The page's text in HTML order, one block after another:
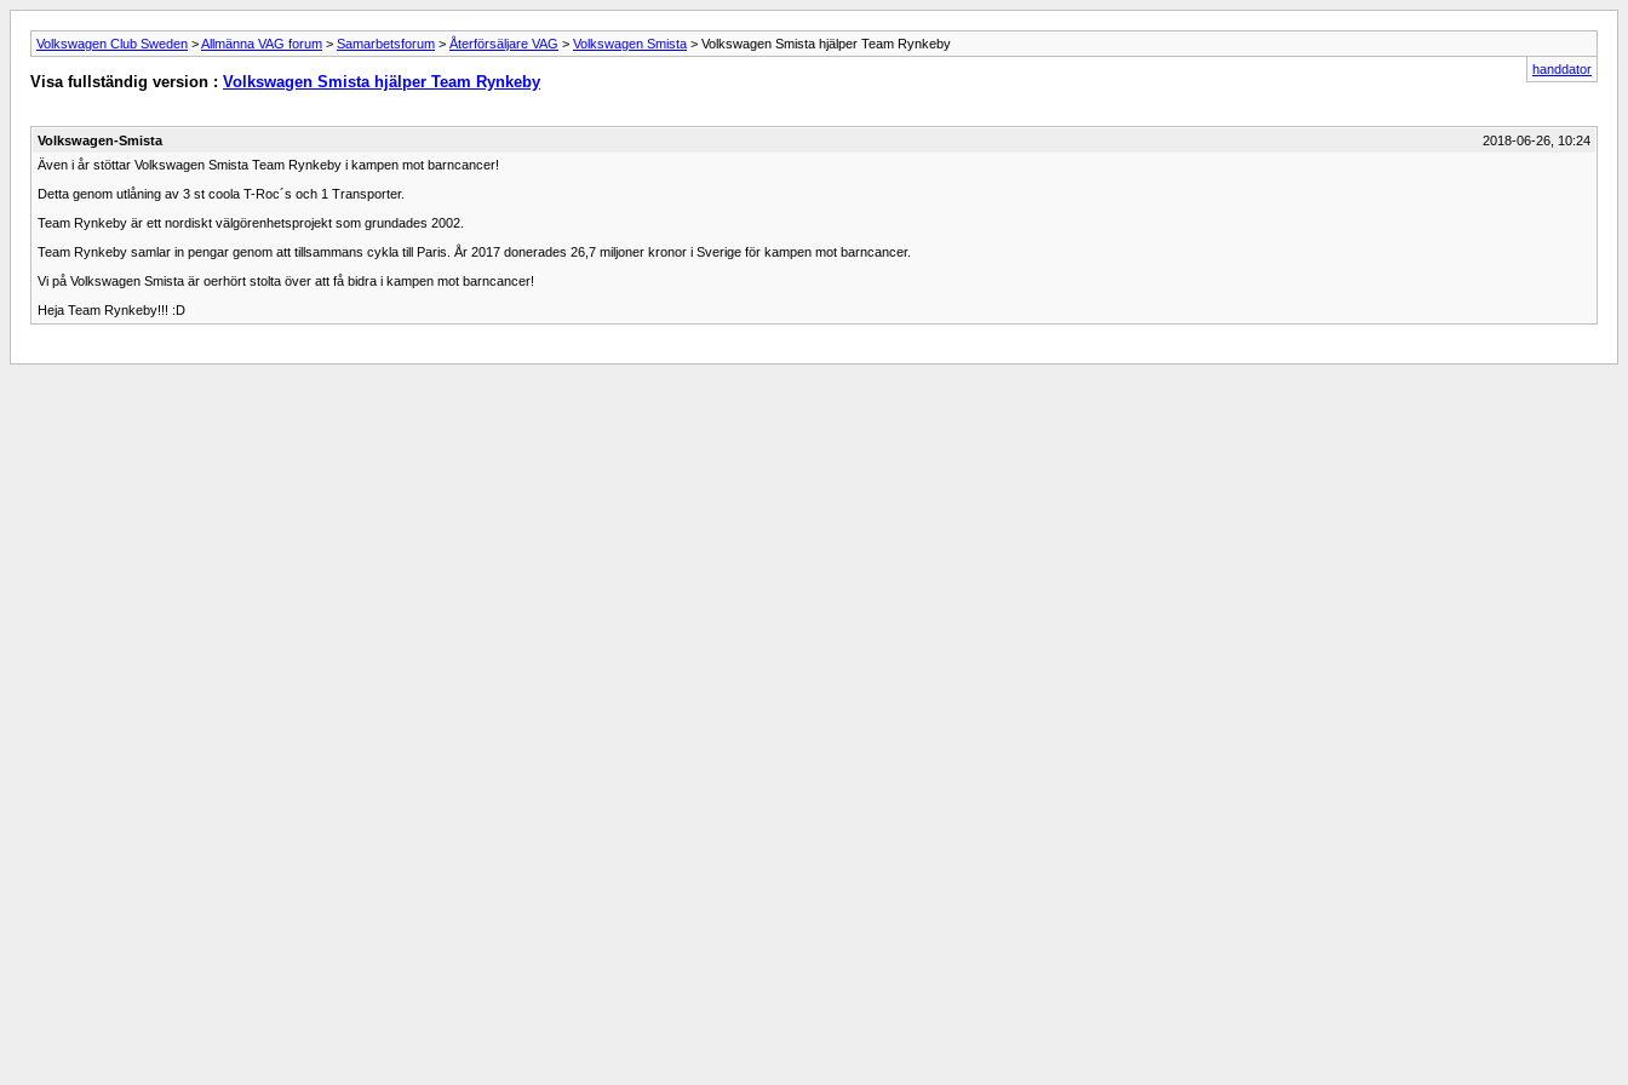
Volkswagen Club Sweden >Allmänna VAG forum > Samarbetsforum > Återförsäljare VAG > Volkswagen Smista > Volkswagen Smista hjälper Team Rynkeby
handdator
Visa fullständig version : Volkswagen Smista hjälper Team Rynkeby
Volkswagen-Smista
2018-06-26, 10:24
Även i år stöttar Volkswagen Smista Team Rynkeby i kampen mot barncancer!
Detta genom utlåning av 3 st coola T-Roc´s och 1 Transporter.
Team Rynkeby är ett nordiskt välgörenhetsprojekt som grundades 2002.
Team Rynkeby samlar in pengar genom att tillsammans cykla till Paris. År 2017 donerades 26,7 miljoner kronor i Sverige för kampen mot barncancer.
Vi på Volkswagen Smista är oerhört stolta över att få bidra i kampen mot barncancer!
Heja Team Rynkeby!!! :D